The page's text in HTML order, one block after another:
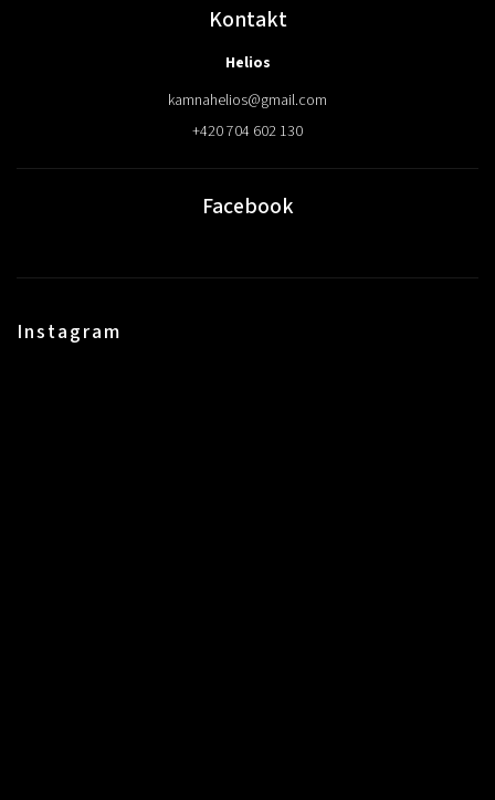
Kontakt
Helios
kamnahelios@gmail.com
+420 704 602 130
Facebook
Instagram